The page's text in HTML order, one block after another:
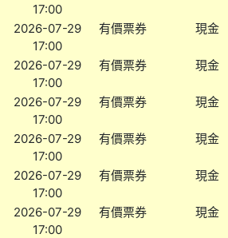
17:00
2026-07-29
17:00
有價票券 現金
2026-07-29
17:00
有價票券 現金
2026-07-29
17:00
有價票券 現金
2026-07-29
17:00
有價票券 現金
2026-07-29
17:00
有價票券 現金
2026-07-29
17:00
有價票券 現金